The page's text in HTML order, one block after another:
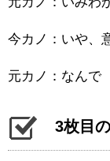
今カノ：いや、
元カノ：なんで
3枚目